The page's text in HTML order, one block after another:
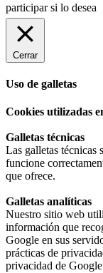
participar si lo desea
Cerrar
Uso de galletas
Cookies utilizadas
Galletas técnicas
Las galletas técnicas
funcione
que ofrece.
Galletas analíticas
Nuestro sitio web
información que
Google en sus
prácticas de
privacidad de